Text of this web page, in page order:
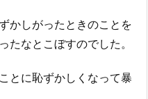
かしがったときのことを
たなとこぼすのでした。
とに恥ずかしくなって暴